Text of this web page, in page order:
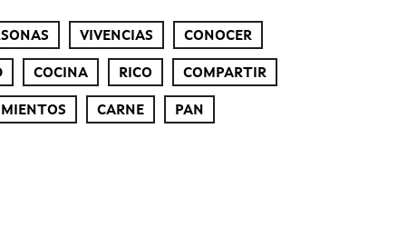
VIVENCIAS CONOCER
COCINA RICO COMPARTIR
CARNE PAN